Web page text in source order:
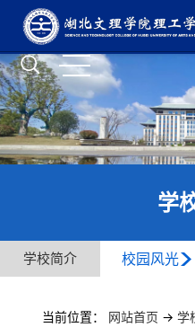
学
学校简介 校园风光
当前位置： 网站首页 ->学